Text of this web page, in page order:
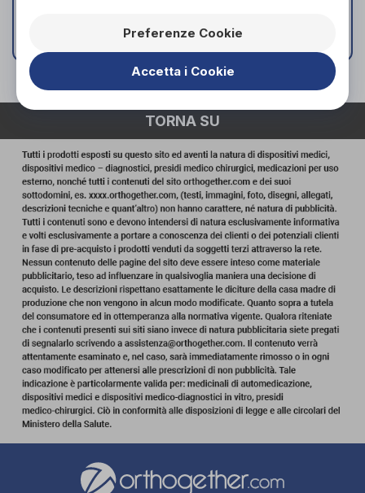
Suola biomeccanica semirigida ROCKER®
TORNA SU
Preferenze Cookie
Accetta i Cookie